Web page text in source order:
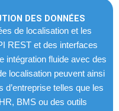
DES DONNÉES
de localisation et les
REST et des interfaces
intégration fluide avec des
localisation peuvent ainsi
telles que les
BMS ou des outils